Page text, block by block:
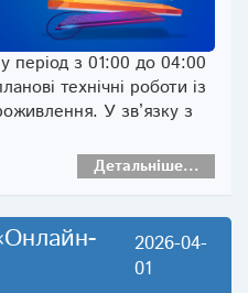
період з 01:00 до 04:00
технічні роботи із
У зв’язку з
Детальніше...
2026-04-
01